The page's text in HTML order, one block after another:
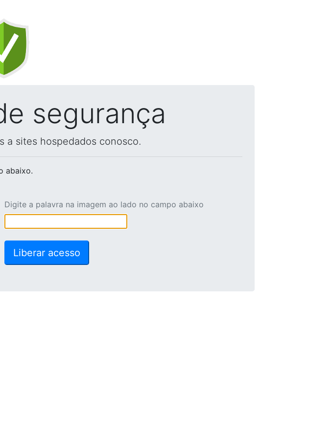
segurança
a sites hospedados conosco.
abaixo.
Digite a palavra na imagem ao lado no campo abaixo